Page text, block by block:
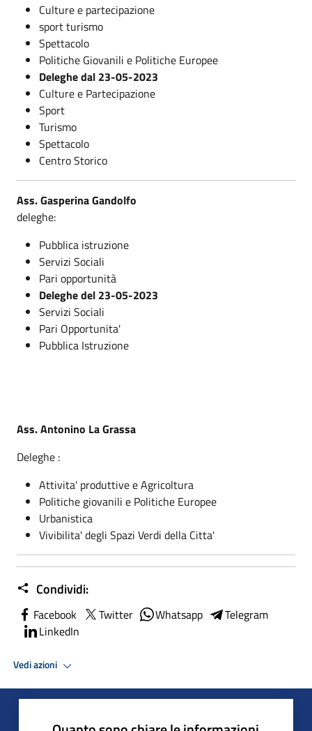
Culture e partecipazione
sport turismo
Spettacolo
Politiche Giovanili e Politiche Europee
Deleghe dal 23-05-2023
Culture e Partecipazione
Sport
Turismo
Spettacolo
Centro Storico
Ass. Gasperina Gandolfo
deleghe:
Pubblica istruzione
Servizi Sociali
Pari opportunità
Deleghe del 23-05-2023
Servizi Sociali
Pari Opportunita'
Pubblica Istruzione
Ass. Antonino La Grassa
Deleghe :
Attivita' produttive e Agricoltura
Politiche giovanili e Politiche Europee
Urbanistica
Vivibilita' degli Spazi Verdi della Citta'
Condividi:
Facebook Twitter Whatsapp
Telegram
LinkedIn
Vedi azioni